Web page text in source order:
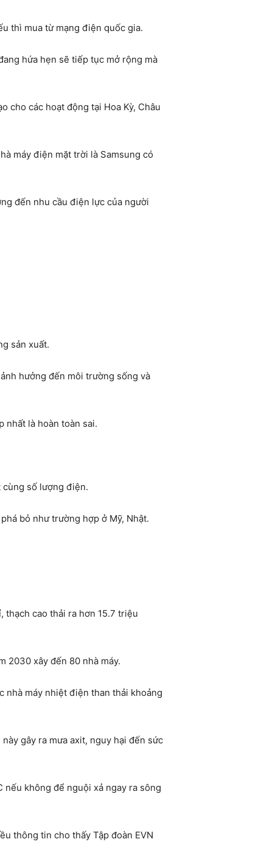
thì mua từ mạng điện quốc gia.
hứa hẹn sẽ tiếp tục mở rộng mà
cho các hoạt động tại Hoa Kỳ, Châu
máy điện mặt trời là Samsung có
đến nhu cầu điện lực của người
sản xuất.
hưởng đến môi trường sống và
nhất là hoàn toàn sai.
cùng số lượng điện.
bỏ như trường hợp ở Mỹ, Nhật.
cao thải ra hơn 15.7 triệu
2030 xây đến 80 nhà máy.
nhà máy nhiệt điện than thải khoảng
gây ra mưa axit, nguy hại đến sức
không để nguội xả ngay ra sông
thông tin cho thấy Tập đoàn EVN